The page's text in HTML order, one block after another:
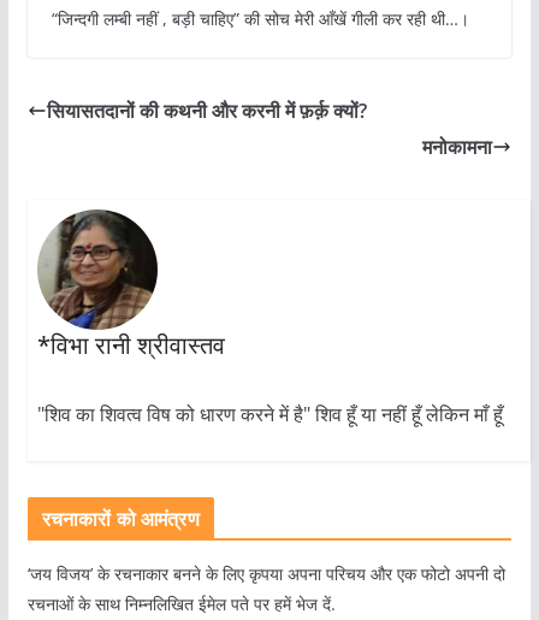
“जिन्दगी लम्बी नहीं , बड़ी चाहिए” की सोच मेरी आँखें गीली कर रही थी…।
सियासतदानों की कथनी और करनी में फ़र्क़ क्यों?
मनोकामना
*विभा रानी श्रीवास्तव
"शिव का शिवत्व विष को धारण करने में है" शिव हूँ या नहीं हूँ लेकिन माँ हूँ
रचनाकारों को आमंत्रण
‘जय विजय’ के रचनाकार बनने के लिए कृपया अपना परिचय और एक फोटो अपनी दो
रचनाओं के साथ निम्नलिखित ईमेल पते पर हमें भेज दें.